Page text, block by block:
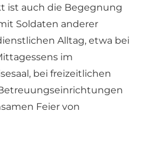
ist auch die Begegnung
Soldaten anderer
Alltag, etwa bei
im
bei freizeitlichen
Feier von